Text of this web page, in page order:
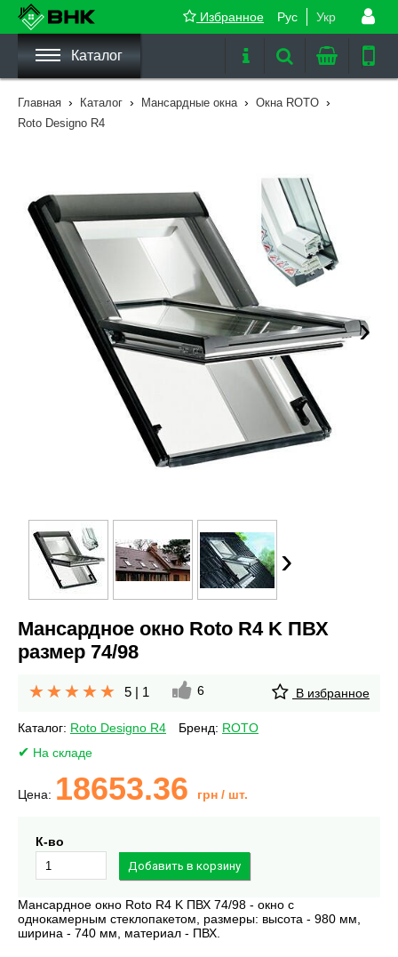
Рус Укр
Избранное
Каталог
Главная › Каталог › Мансардные окна › Окна ROTO ›
Roto Designo R4
›
›
Мансардное окно Roto R4 K ПВХ
размер 74/98
5 | 1 6 В избранное
Каталог: Roto Designo R4 Бренд: ROTO
На складе
Цена: 18653.36 грн / шт.
К-во
Мансардное окно Roto R4 K ПВХ 74/98 - окно с
однокамерным стеклопакетом, размеры: высота - 980 мм,
ширина - 740 мм, материал - ПВХ.